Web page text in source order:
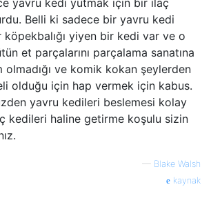
yavru kedi yutmak için bir ilaç
Belli ki sadece bir yavru kedi
köpekbalığı yiyen bir kedi var ve o
et parçalarını parçalama sanatına
olmadığı ve komik kokan şeylerden
olduğu için hap vermek için kabus.
yavru kedileri beslemesi kolay
kedileri haline getirme koşulu sizin
— Blake Walsh
kaynak